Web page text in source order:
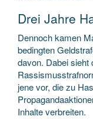
Drei Jahre
Dennoch kamen
bedingten
davon. Dabei sieht
jene vor, die zu
Inhalte verbreiten.